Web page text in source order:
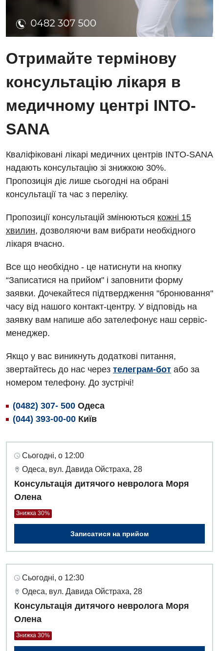
Отримайте термінову
консультацію лікаря в
медичному центрі INTO-
SANA
Кваліфіковані лікарі медичних центрів INTO-SANA
надають консультацію зі знижкою 30%.
Пропозиція діє лише сьогодні на обрані
консультації та час з переліку.
Пропозиції консультацій змінюються кожні 15
хвилин, дозволяючи вам вибрати необхідного
лікаря вчасно.
Все що необхідно - це натиснути на кнопку
“Записатися на прийом" і заповнити форму
заявки. Дочекайтеся підтвердження "бронювання"
часу від нашого контакт-центру. У відповідь на
заявку вам напише або зателефонує наш сервіс-
менеджер.
Якщо у вас виникнуть додаткові питання,
звертайтесь до нас через телеграм-бот або за
номером телефону. До зустрічі!
(0482) 307- 500 Одеса
(044) 393-00-00 Київ
Сьогодні, о 12:00
Одеса, вул. Давида Ойстраха, 28
Консультація дитячого невролога Моря
Олена
Знижка 30%
Записатися на прийом
Сьогодні, о 12:30
Одеса, вул. Давида Ойстраха, 28
Консультація дитячого невролога Моря
Олена
Знижка 30%